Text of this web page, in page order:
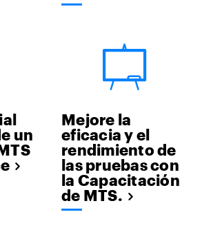
un
Mejore la
eficacia y el
rendimiento de
las pruebas con
la Capacitación
de MTS.